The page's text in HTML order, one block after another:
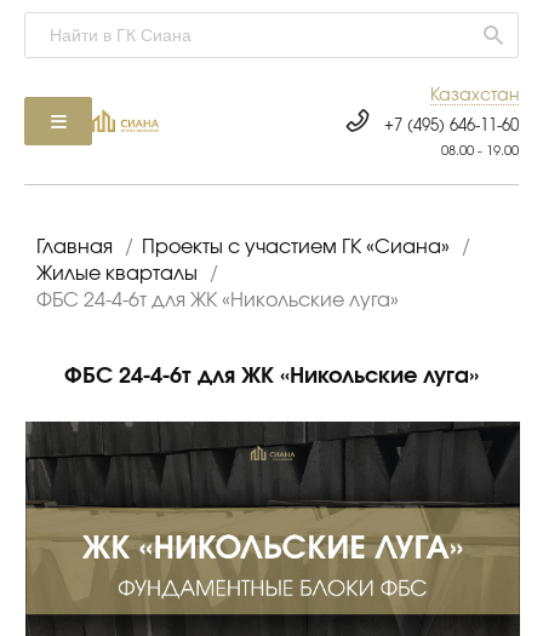
Казахстан
+7 (495) 646-11-60
08.00 - 19.00
Главная / Проекты с участием ГК «Сиана»
/
Жилые кварталы
/
ФБС 24-4-6т для ЖК «Никольские луга»
ФБС 24-4-6т для ЖК «Никольские луга»